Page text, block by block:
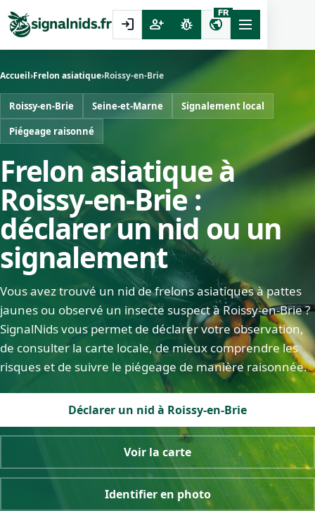
login person_add pest_control public
FR
Accueil›Frelon asiatique›Roissy-en-Brie
Roissy-en-Brie Seine-et-Marne
Signalement local
Piégeage raisonné
Frelon asiatique à
Roissy-en-Brie :
déclarer un nid ou un
signalement
Vous avez trouvé un nid de frelons asiatiques à pattes
jaunes ou observé un insecte suspect à Roissy-en-Brie ?
SignalNids vous permet de déclarer votre observation,
de consulter la carte locale, de mieux comprendre les
risques et de suivre le piégeage de manière raisonnée.
Déclarer un nid à Roissy-en-Brie
Voir la carte
Identifier en photo